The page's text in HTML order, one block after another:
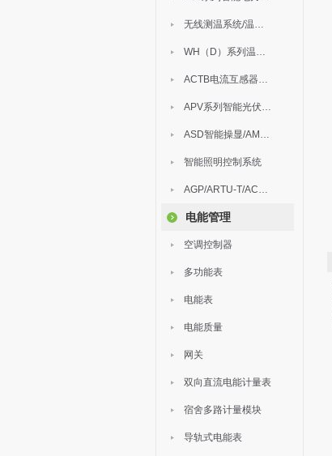
无线测温系统/温度巡检
WH（D）系列温湿度控制器
ACTB电流互感器过电压保护器
APV系列智能光伏汇流箱
ASD智能操显/AM中压保护
智能照明控制系统
AGP/ARTU-T/ACM/ADDC
电能管理
空调控制器
多功能表
电能表
电能质量
网关
双向直流电能计量表
宿舍多路计量模块
导轨式电能表